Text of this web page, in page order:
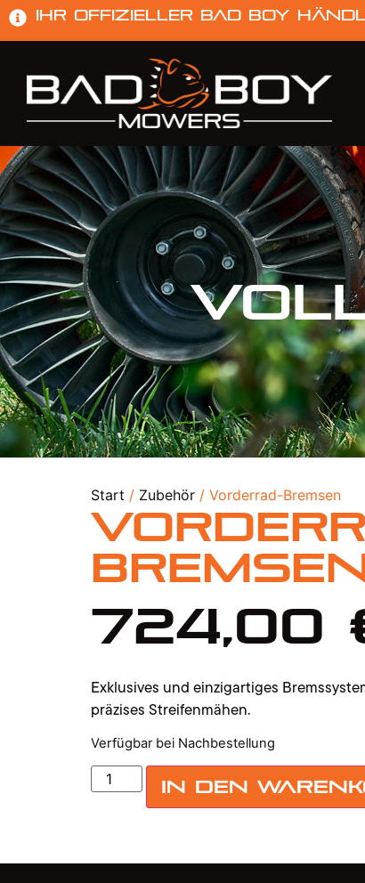
Ihr offizieller Bad Boy
Start / Zubehör / Vorderrad-Bremsen
724,00
Exklusives und einzigartiges
präzises Streifenmähen.
Verfügbar bei Nachbestellung
In den